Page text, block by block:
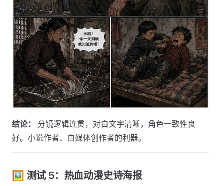
结论：
分镜逻辑连贯，对白文字清晰，角色一致性良
好。小说作者、自媒体创作者的利器。
🖼️ 测试 5：热血动漫史诗海报